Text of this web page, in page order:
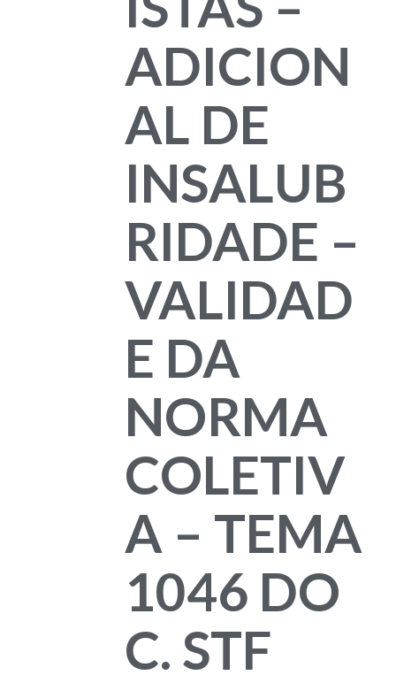
ADICION
AL DE
INSALUB
RIDADE –
VALIDAD
E DA
NORMA
COLETIV
A – TEMA
1046 DO
C. STF